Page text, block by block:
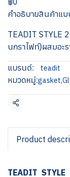
คำอธิบายสินค้าแบ
TEADIT STYLE
นกราไฟท์)ผสมอะ
แบรนด์: teadit
หมวดหมู่:gasket,
แชร์
Product
TEADIT STYLE